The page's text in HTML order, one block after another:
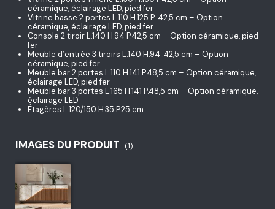
céramique, éclairage LED, pied fer
Vitrine basse 2 portes L.110 H.125 P .42,5 cm – Option
céramique, éclairage LED, pied fer
Console 2 tiroir L.140 H.94 P.42,5 cm – Option céramique, pied
fer
Meuble d’entrée 3 tiroirs L.140 H.94 .42,5 cm – Option
céramique, pied fer
Meuble bar 2 portes L.110 H.141 P.48,5 cm – Option céramique,
éclairage LED, pied fer
Meuble bar 3 portes L.165 H.141 P.48,5 cm – Option céramique,
éclairage LED
Étagères L.120/150 H.35 P.25 cm
IMAGES DU PRODUIT (1)